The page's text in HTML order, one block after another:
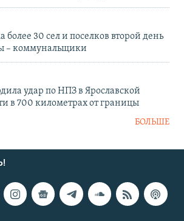
более 30 сел и поселков второй день
– коммунальщики
удар по НПЗ в Ярославской
в 700 километрах от границы
БОЛЬШЕ